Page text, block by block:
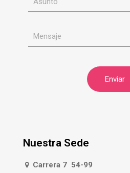
Nuestra Sede
Carrera 7 54-99